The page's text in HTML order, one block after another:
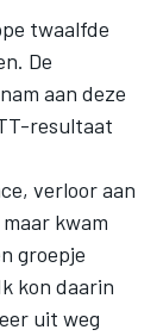
twaalfde
De
aan deze
resultaat
verloor aan
kwam
groepje
kon daarin
uit weg